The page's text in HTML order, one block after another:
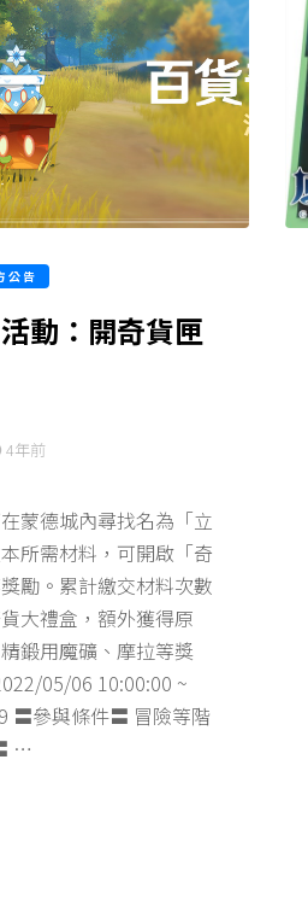
公告
動：開奇貨匣
4年前
蒙德城內尋找名為「立
所需材料，可開啟「奇
勵。累計繳交材料次數
大禮盒，額外獲得原
鍛用魔礦、摩拉等獎
05/06 10:00:00 ~
〓參與條件〓 冒險等階
…